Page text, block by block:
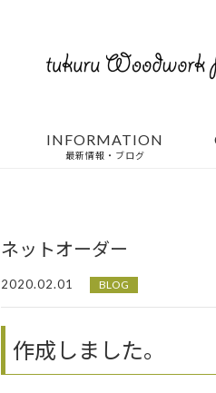
INFORMATION
最新情報・ブログ
ネットオーダー
2020.02.01 BLOG
作成しました。